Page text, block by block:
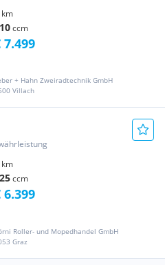
km
ccm
+ Hahn Zweiradtechnik GmbH
Villach
7.499
km
ccm
Roller- und Mopedhandel GmbH
Graz
6.399